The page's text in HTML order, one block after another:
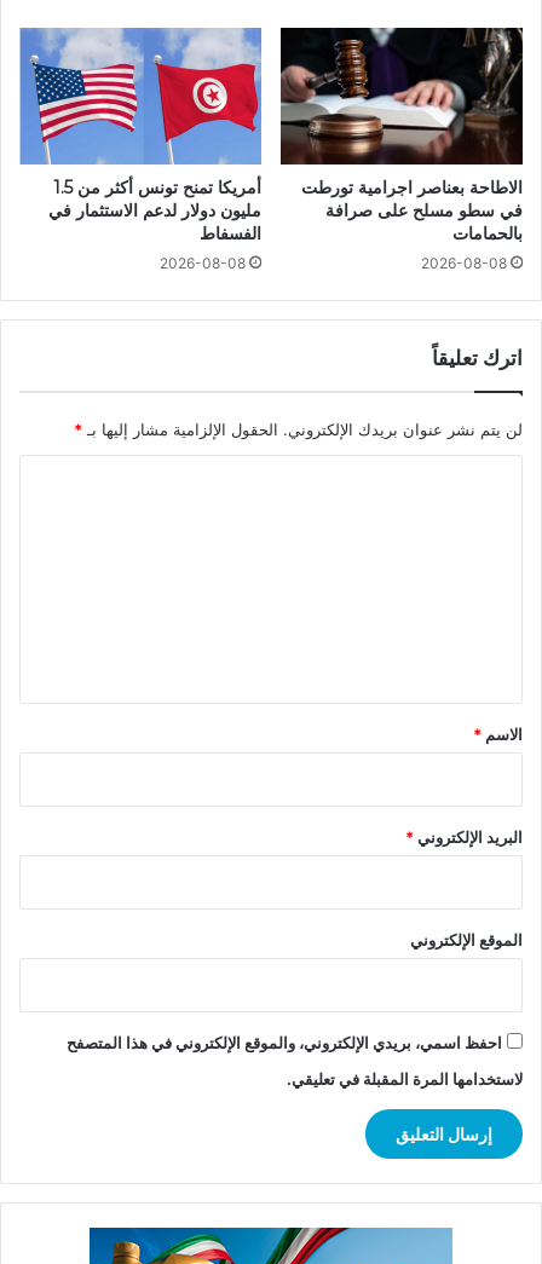
الاطاحة بعناصر اجرامية تورطت
في سطو مسلح على صرافة
بالحمامات
2026-08-08
أمريكا تمنح تونس أكثر من 1.5
مليون دولار لدعم الاستثمار في
الفسفاط
2026-08-08
اترك تعليقاً
لن يتم نشر عنوان بريدك الإلكتروني. الحقول الإلزامية مشار إليها بـ *
*
الاسم *
البريد الإلكتروني*
الموقع الإلكتروني
احفظ اسمي، بريدي الإلكتروني، والموقع الإلكتروني في هذا المتصفح
لاستخدامها المرة المقبلة في تعليقي.